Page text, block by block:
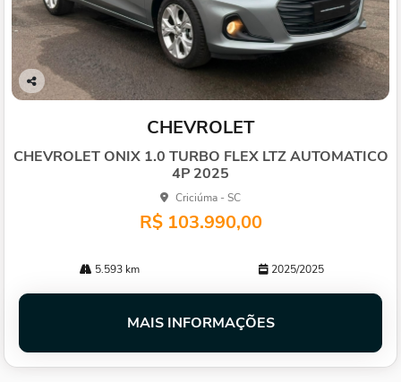
Co
CHEVROLET
CHEVROLET ONIX 1.0 TURBO FLEX LTZ AUTOMATICO
4P 2025
Criciúma - SC
R$ 103.990,00
5.593 km 2025/2025
MAIS INFORMAÇÕES